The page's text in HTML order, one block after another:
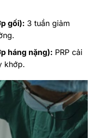
gối): 3 tuần giảm
háng nặng): PRP cải
khớp.